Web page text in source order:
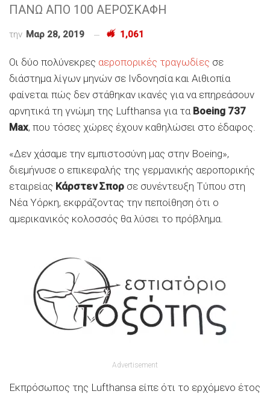
ΠΑΝΩ ΑΠΟ 100 ΑΕΡΟΣΚΑΦΗ
την Μαρ 28, 2019 1,061
Οι δύο πολύνεκρες αεροπορικές τραγωδίες σε
διάστημα λίγων μηνών σε Ινδονησία και Αιθιοπία
φαίνεται πώς δεν στάθηκαν ικανές για να επηρεάσουν
αρνητικά τη γνώμη της Lufthansa για τα Boeing 737
Max, που τόσες χώρες έχουν καθηλώσει στο έδαφος.
«Δεν χάσαμε την εμπιστοσύνη μας στην Boeing»,
διεμήνυσε ο επικεφαλής της γερμανικής αεροπορικής
εταιρείας Κάρστεν Σπορ σε συνέντευξη Τύπου στη
Νέα Υόρκη, εκφράζοντας την πεποίθηση ότι ο
αμερικανικός κολοσσός θα λύσει το πρόβλημα.
Advertisement
Εκπρόσωπος της Lufthansa είπε ότι το ερχόμενο έτος